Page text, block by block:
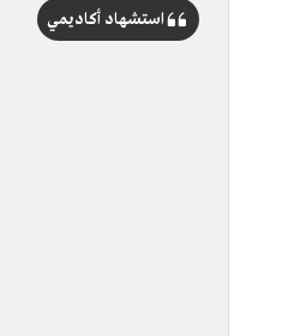
استشهاد أكاديمي